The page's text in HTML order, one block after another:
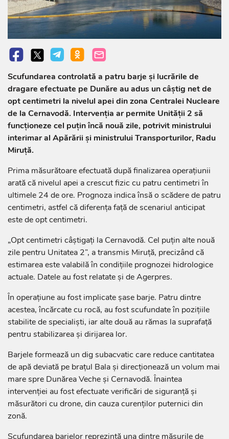
Scufundarea controlată a patru barje și lucrările de
dragare efectuate pe Dunăre au adus un câștig net de
opt centimetri la nivelul apei din zona Centralei Nucleare
de la Cernavodă. Intervenția ar permite Unității 2 să
funcționeze cel puțin încă nouă zile, potrivit ministrului
interimar al Apărării și ministrului Transporturilor, Radu
Miruță.
Prima măsurătoare efectuată după finalizarea operațiunii
arată că nivelul apei a crescut fizic cu patru centimetri în
ultimele 24 de ore. Prognoza indica însă o scădere de patru
centimetri, astfel că diferența față de scenariul anticipat
este de opt centimetri.
„Opt centimetri câștigați la Cernavodă. Cel puțin alte nouă
zile pentru Unitatea 2”, a transmis Miruță, precizând că
estimarea este valabilă în condițiile prognozei hidrologice
actuale. Datele au fost relatate și de Agerpres.
În operațiune au fost implicate șase barje. Patru dintre
acestea, încărcate cu rocă, au fost scufundate în pozițiile
stabilite de specialiști, iar alte două au rămas la suprafață
pentru stabilizarea și dirijarea lor.
Barjele formează un dig subacvatic care reduce cantitatea
de apă deviată pe brațul Bala și direcționează un volum mai
mare spre Dunărea Veche și Cernavodă. Înaintea
intervenției au fost efectuate verificări de siguranță și
măsurători cu drone, din cauza curenților puternici din
zonă.
Scufundarea barjelor reprezintă una dintre măsurile de